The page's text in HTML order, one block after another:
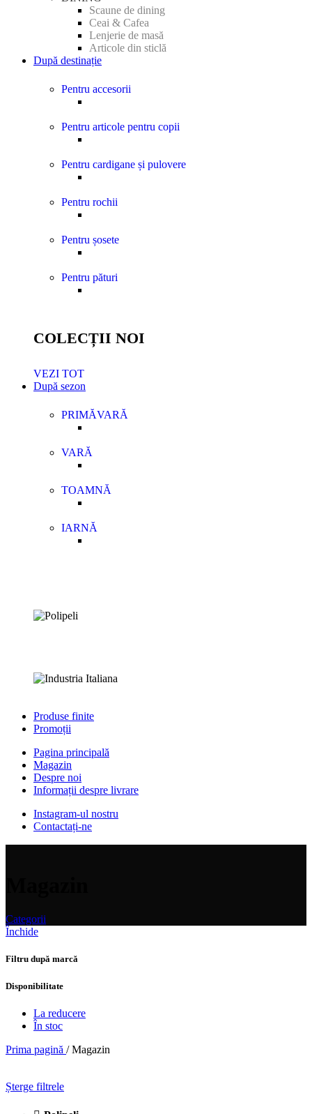
Scaune de dining
Ceai & Cafea
Lenjerie de masă
Articole din sticlă
După destinație
Pentru accesorii
Pentru articole pentru copii
Pentru cardigane și pulovere
Pentru rochii
Pentru șosete
Pentru pături
COLECȚII NOI
VEZI TOT
După sezon
PRIMĂVARĂ
VARĂ
TOAMNĂ
IARNĂ
Produse finite
Promoții
Pagina principală
Magazin
Despre noi
Informații despre livrare
Instagram-ul nostru
Contactați-ne
Categorii
Închide
Filtru după marcă
Disponibilitate
La reducere
În stoc
Prima pagină / Magazin
Șterge filtrele